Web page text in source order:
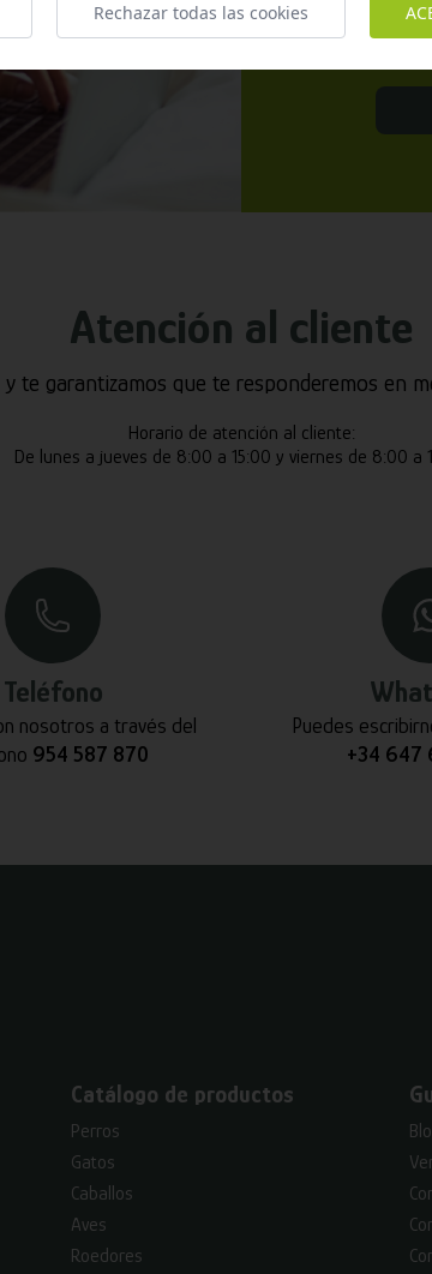
Atención al cliente
te garantizamos que te responderemos en
Horario de atención al cliente:
De lunes a jueves de 8:00 a 15:00 y viernes de 8:00 a
Teléfono
nosotros a través del
954 587 870
Puedes
+34 647
Catálogo de productos
Perros
Gatos
Caballos
Aves
Roedores
Rechazar todas las cookies